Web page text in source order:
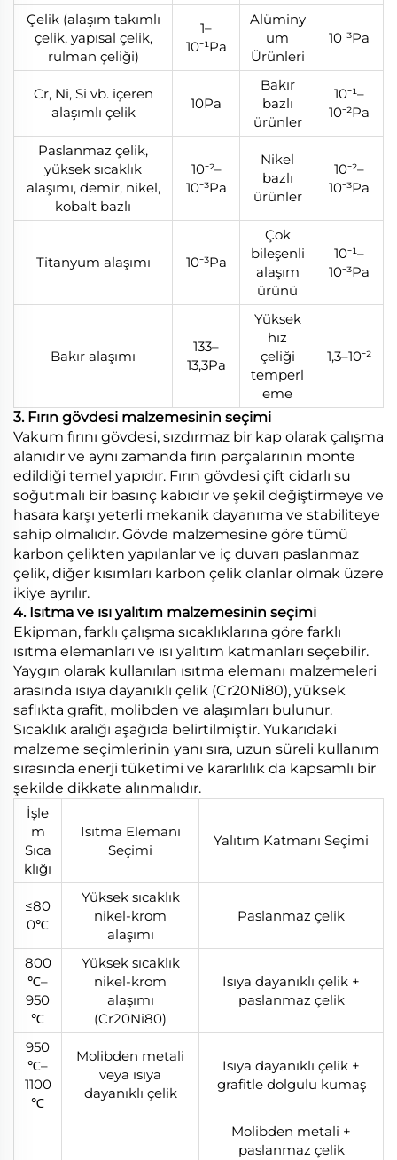
Çelik (alaşım takımlı
çelik, yapısal çelik,
rulman çeliği)
1–
10⁻¹Pa
Alüminy
um
Ürünleri
10⁻³Pa
Cr, Ni, Si vb. içeren
alaşımlı çelik
10Pa
Bakır
bazlı
ürünler
10⁻¹–
10⁻²Pa
Paslanmaz çelik,
yüksek sıcaklık
alaşımı, demir, nikel,
kobalt bazlı
10⁻²–
10⁻³Pa
Nikel
bazlı
ürünler
10⁻²–
10⁻³Pa
Titanyum alaşımı 10⁻³Pa
Çok
bileşenli
alaşım
ürünü
10⁻¹–
10⁻³Pa
Bakır alaşımı
133–
13,3Pa
Yüksek
hız
çeliği
temperl
eme
1,3–10⁻²
3. Fırın gövdesi malzemesinin seçimi
Vakum fırını gövdesi, sızdırmaz bir kap olarak çalışma
alanıdır ve aynı zamanda fırın parçalarının monte
edildiği temel yapıdır. Fırın gövdesi çift cidarlı su
soğutmalı bir basınç kabıdır ve şekil değiştirmeye ve
hasara karşı yeterli mekanik dayanıma ve stabiliteye
sahip olmalıdır. Gövde malzemesine göre tümü
karbon çelikten yapılanlar ve iç duvarı paslanmaz
çelik, diğer kısımları karbon çelik olanlar olmak üzere
ikiye ayrılır.
4. Isıtma ve ısı yalıtım malzemesinin seçimi
Ekipman, farklı çalışma sıcaklıklarına göre farklı
ısıtma elemanları ve ısı yalıtım katmanları seçebilir.
Yaygın olarak kullanılan ısıtma elemanı malzemeleri
arasında ısıya dayanıklı çelik (Cr20Ni80), yüksek
saflıkta grafit, molibden ve alaşımları bulunur.
Sıcaklık aralığı aşağıda belirtilmiştir. Yukarıdaki
malzeme seçimlerinin yanı sıra, uzun süreli kullanım
sırasında enerji tüketimi ve kararlılık da kapsamlı bir
şekilde dikkate alınmalıdır.
İşle
m
Sıca
klığı
Isıtma Elemanı
Seçimi
Yalıtım Katmanı Seçimi
≤80
0℃
Yüksek sıcaklık
nikel-krom
alaşımı
Paslanmaz çelik
800
℃–
950
℃
Yüksek sıcaklık
nikel-krom
alaşımı
(Cr20Ni80)
Isıya dayanıklı çelik +
paslanmaz çelik
950
℃–
1100
℃
Molibden metali
veya ısıya
dayanıklı çelik
Isıya dayanıklı çelik +
grafitle dolgulu kumaş
Molibden metali +
paslanmaz çelik